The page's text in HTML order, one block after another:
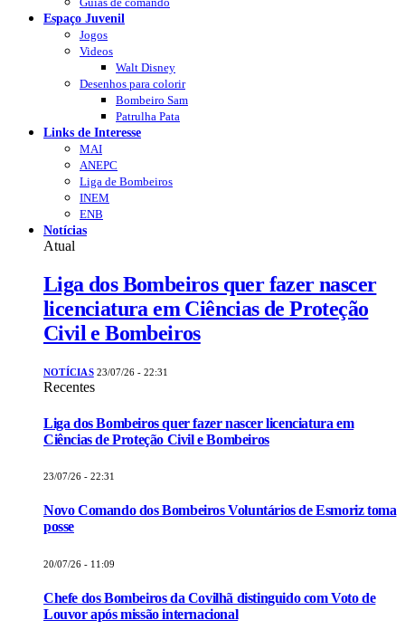
Espaço Juvenil
Jogos
Videos
Walt Disney
Desenhos para colorir
Bombeiro Sam
Patrulha Pata
Links de Interesse
MAI
ANEPC
Liga de Bombeiros
INEM
ENB
Notícias
Atual
Liga dos Bombeiros quer fazer nascer
licenciatura em Ciências de Proteção
Civil e Bombeiros
NOTÍCIAS 23/07/26 - 22:31
Recentes
Liga dos Bombeiros quer fazer nascer licenciatura em
Ciências de Proteção Civil e Bombeiros
23/07/26 - 22:31
Novo Comando dos Bombeiros Voluntários de Esmoriz toma
posse
20/07/26 - 11:09
Chefe dos Bombeiros da Covilhã distinguido com Voto de
Louvor após missão internacional